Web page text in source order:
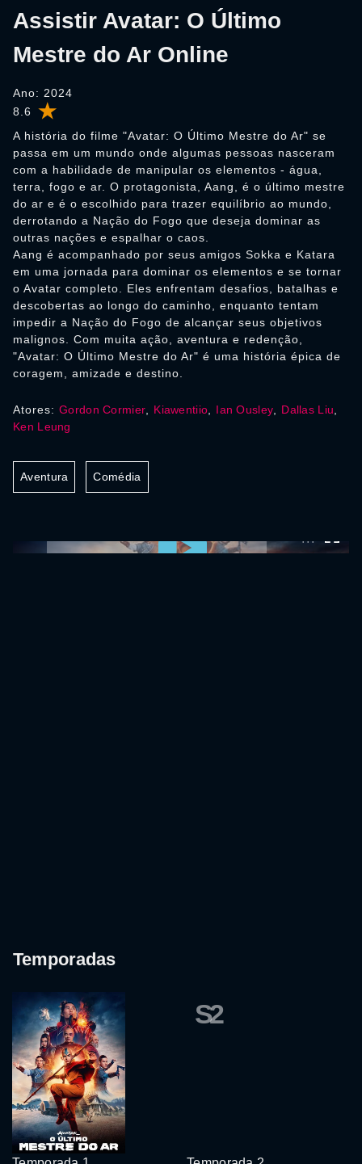
8.6
Assistir Avatar: O Último
Mestre do Ar Online
Ano: 2024
A história do filme "Avatar: O Último Mestre do Ar" se
passa em um mundo onde algumas pessoas nasceram
com a habilidade de manipular os elementos - água,
terra, fogo e ar. O protagonista, Aang, é o último mestre
do ar e é o escolhido para trazer equilíbrio ao mundo,
derrotando a Nação do Fogo que deseja dominar as
outras nações e espalhar o caos.
Aang é acompanhado por seus amigos Sokka e Katara
em uma jornada para dominar os elementos e se tornar
o Avatar completo. Eles enfrentam desafios, batalhas e
descobertas ao longo do caminho, enquanto tentam
impedir a Nação do Fogo de alcançar seus objetivos
malignos. Com muita ação, aventura e redenção,
"Avatar: O Último Mestre do Ar" é uma história épica de
coragem, amizade e destino.
Atores: Gordon Cormier Kiawentiio Ian Ousley Dallas Liu
Ken Leung
Aventura Comédia
Temporadas
S2